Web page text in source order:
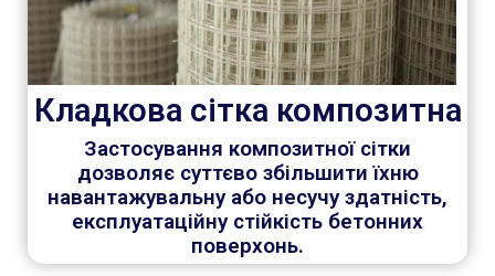
Кладкова сітка композитна
Застосування композитної сітки
дозволяє суттєво збільшити їхню
навантажувальну або несучу здатність,
експлуатаційну стійкість бетонних
поверхонь.